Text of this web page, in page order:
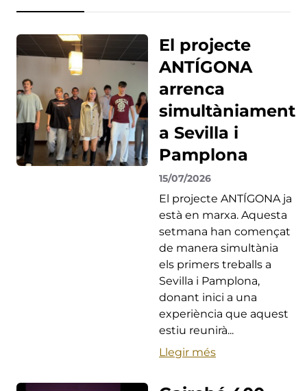
El projecte
ANTÍGONA
arrenca
simultàniament
a Sevilla i
Pamplona
15/07/2026
El projecte ANTÍGONA ja
està en marxa. Aquesta
setmana han començat
de manera simultània
els primers treballs a
Sevilla i Pamplona,
donant inici a una
experiència que aquest
estiu reunirà...
Llegir més